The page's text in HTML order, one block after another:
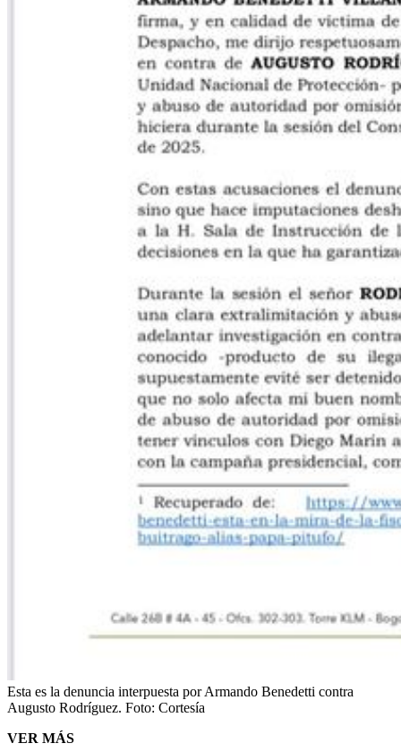
Esta es la denuncia interpuesta por Armando Benedetti contra
Augusto Rodríguez. Foto: Cortesía
VER MÁS